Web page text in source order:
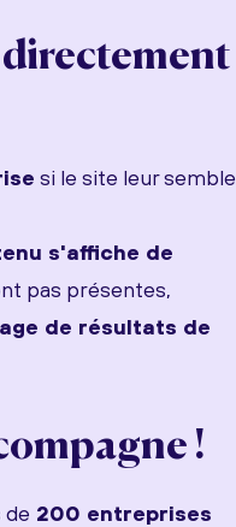
si le site leur semble
s'affiche de
pas présentes,
de résultats de
!
de 200 entreprises